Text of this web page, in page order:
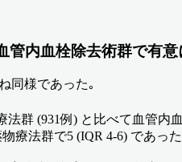
管内血栓除去術群で有意
同様であった｡
群 (931例) と比べて血管内
療法群で5 (IQR 4-6) であった